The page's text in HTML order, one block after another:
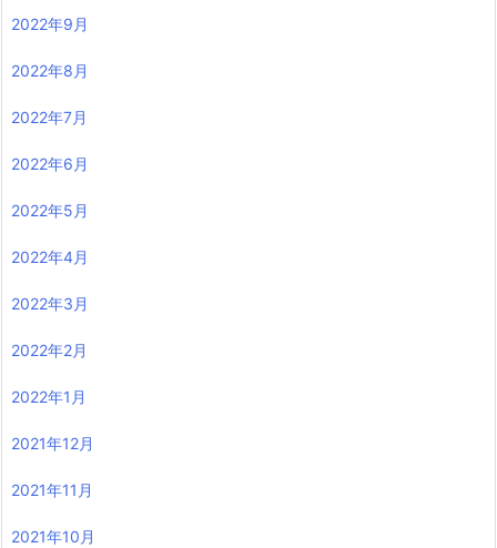
2022年9月
2022年8月
2022年7月
2022年6月
2022年5月
2022年4月
2022年3月
2022年2月
2022年1月
2021年12月
2021年11月
2021年10月